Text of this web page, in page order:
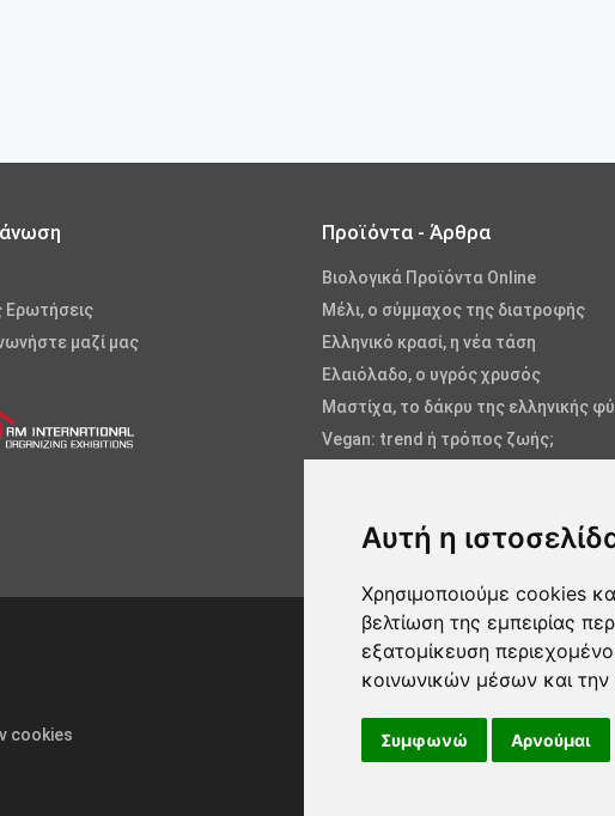
Αυτή η
Χρησιμοποιούμε cookies
βελτίωση της εμπειρίας
εξατομίκευση
κοινωνικών μέσων και
Συμφωνώ Αρνούμαι
Ερωτήσεις
μαζί μας
Προϊόντα - Άρθρα
Βιολογικά Προϊόντα Online
Μέλι, ο σύμμαχος της διατροφής
Ελληνικό κρασί, η νέα τάση
Ελαιόλαδο, ο υγρός χρυσός
Μαστίχα, το δάκρυ της ελληνικής
Vegan: trend ή τρόπος ζωής;
Αλόη, η θεραπευτική
cookies